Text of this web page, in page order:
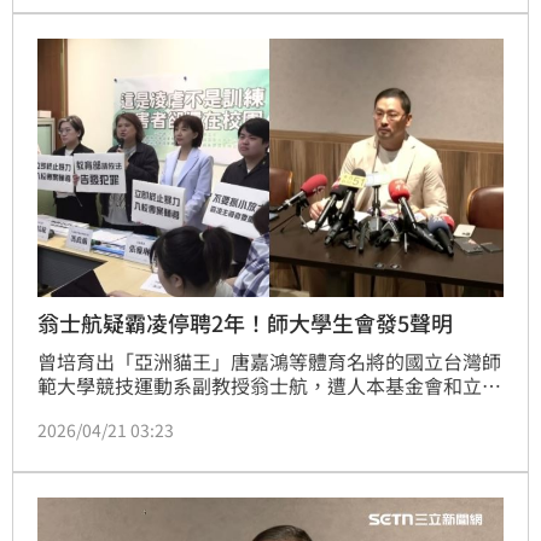
家長非當事家長，且有霸凌鐵證，喊話翁無需混淆視
聽，不用部分家長及學生、體操界出席展現其組織力。
翁士航疑霸凌停聘2年！師大學生會發5聲明
曾培育出「亞洲貓王」唐嘉鴻等體育名將的國立台灣師
範大學競技運動系副教授翁士航，遭人本基金會和立委
助理教練麥劉湘涵也涉入其中，2人分別遭停聘2年與終
簽核的替代機制、通盤檢討競技系課程與校隊訓練之關
聯，直言：「卓越表現不應建立在身心傷害上。」（記
2026/04/21 03:23